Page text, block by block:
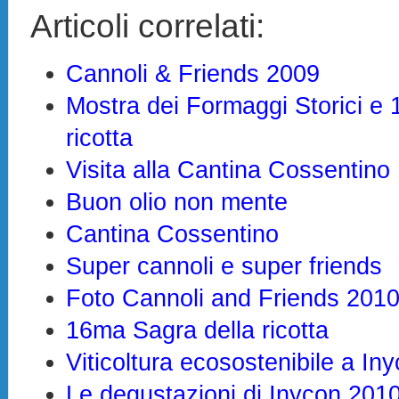
Articoli correlati:
Cannoli & Friends 2009
Mostra dei Formaggi Storici e
ricotta
Visita alla Cantina Cossentino
Buon olio non mente
Cantina Cossentino
Super cannoli e super friends
Foto Cannoli and Friends
16ma Sagra della ricotta
Viticoltura ecosostenibile a